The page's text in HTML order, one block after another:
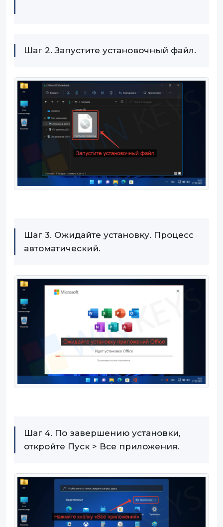
Шаг 2. Запустите установочный файл.
Шаг 3. Ожидайте установку. Процесс
автоматический.
Шаг 4. По завершению установки,
откройте Пуск > Все приложения.